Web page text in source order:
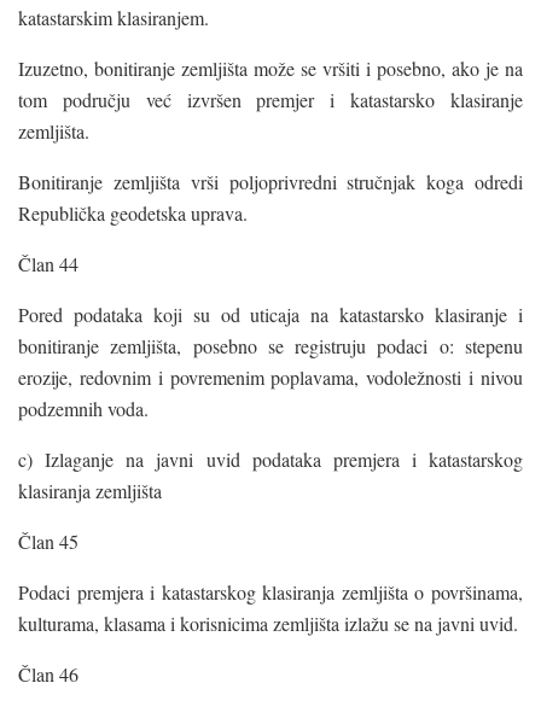
katastarskim klasiranjem.
Izuzetno, bonitiranje zemljišta može se vršiti i posebno, ako je na
tom području već izvršen premjer i katastarsko klasiranje
zemljišta.
Bonitiranje zemljišta vrši poljoprivredni stručnjak koga odredi
Republička geodetska uprava.
Član 44
Pored podataka koji su od uticaja na katastarsko klasiranje i
bonitiranje zemljišta, posebno se registruju podaci o: stepenu
erozije, redovnim i povremenim poplavama, vodoležnosti i nivou
podzemnih voda.
c) Izlaganje na javni uvid podataka premjera i katastarskog
klasiranja zemljišta
Član 45
Podaci premjera i katastarskog klasiranja zemljišta o površinama,
kulturama, klasama i korisnicima zemljišta izlažu se na javni uvid.
Član 46